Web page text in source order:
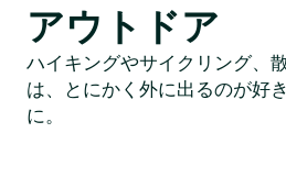
アウトドア
ハイキングやサイクリング、
は、とにかく外に出るのが好
に。